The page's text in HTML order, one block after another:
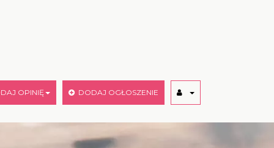
OPINIĘ DODAJ OGŁOSZENIE